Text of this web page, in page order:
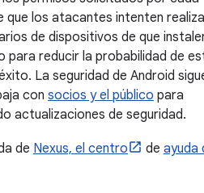
que los atacantes intenten
de dispositivos de que
para reducir la probabilidad de
La seguridad de Android
con socios y el público para
actualizaciones de seguridad.
de Nexus, el centro de ayuda